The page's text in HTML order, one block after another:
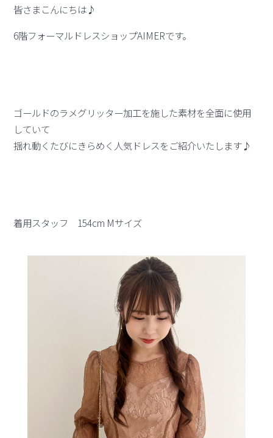
皆さまこんにちは♪
6階フォーマルドレスショップAIMERです。
ゴールドのラメグリッター加工を施した素材を全面に使用
していて
揺れ動くたびにきらめく人気ドレスをご紹介いたします♪
着用スタッフ 154cm Mサイズ